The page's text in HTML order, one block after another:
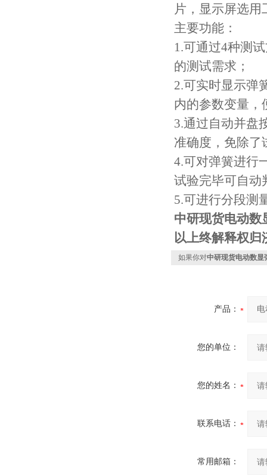
片，显示屏选
主要功能：
1.可通过4种测
的测试需求；
2.可实时显示弹
内的参数变量，
3.通过自动并盘
准确度，免除了
4.可对弹簧进行
试验完毕可自动
5.可进行分段测
中研现货电动数
以上终解释权归
如果你对中研现货电动数显
产品：
您的单位：
您的姓名：
联系电话：
常用邮箱：